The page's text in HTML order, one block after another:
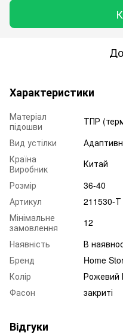
Характеристики
Матеріал
підошви
ТПР
Вид устілки
Країна
Виробник
Китай
Розмір
36-40
Артикул
211530-Т
Мінімальне
замовлення
12
Наявність
В
Бренд
Home
Колір
Рожевий
Фасон
закриті
Відгуки